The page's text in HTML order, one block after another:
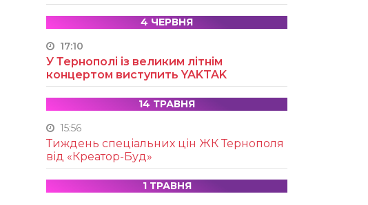
4 ЧЕРВНЯ
17:10
У Тернополі із великим літнім
концертом виступить YAKTAK
14 ТРАВНЯ
15:56
Тиждень спеціальних цін ЖК Тернополя
від «Креатор-Буд»
1 ТРАВНЯ